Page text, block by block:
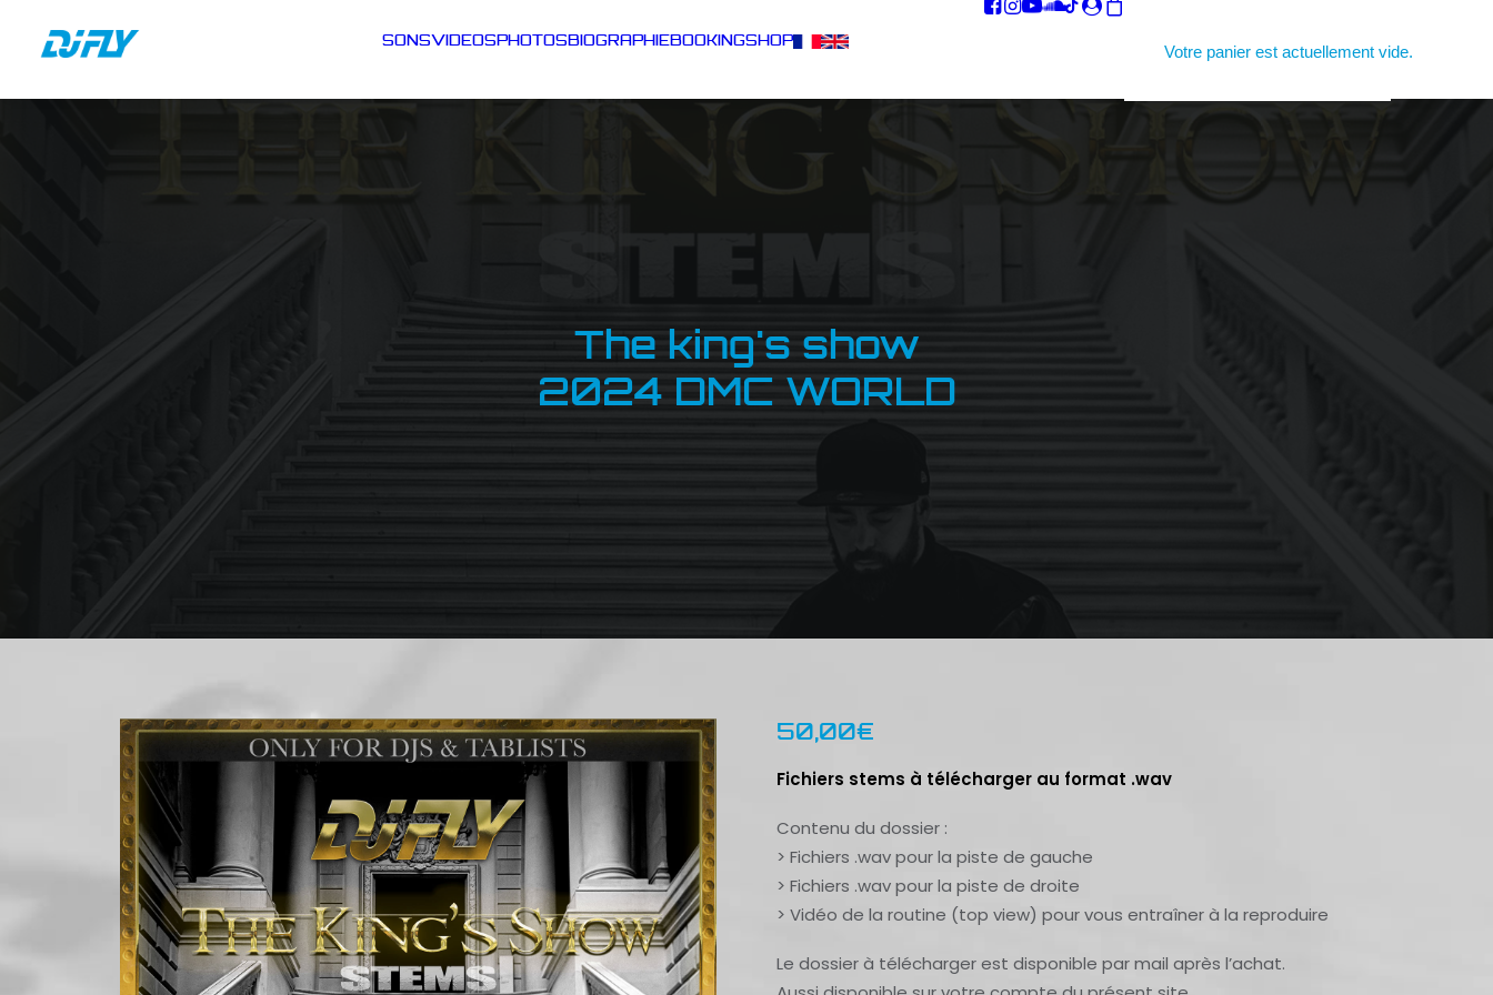
SONSVIDEOSPHOTOSBIOGRAPHIEBOOKINGSHOP
Votre panier est actuellement vide.
The king's show
2024 DMC WORLD
50,00€
Fichiers stems à télécharger au format .wav
Contenu du dossier :
> Fichiers .wav pour la piste de gauche
> Fichiers .wav pour la piste de droite
> Vidéo de la routine (top view) pour vous entraîner à la reproduire
Le dossier à télécharger est disponible par mail après l’achat.